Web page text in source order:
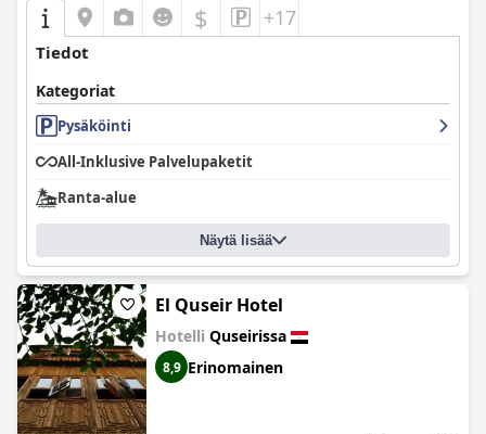
$ +17
Tiedot
Kategoriat
Pysäköinti
All-Inklusive Palvelupaketit
Ranta-alue
Näytä lisää
El Quseir Hotel
Hotelli Quseirissa
8,9 Erinomainen